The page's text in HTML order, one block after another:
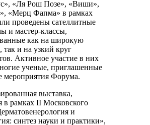
«Ля Рош Позе», «Виши»,
«Мерц Фапма» в рамках
проведены сателлитные
и мастер-классы,
как на широкую
так и на узкий круг
Активное участие в них
ученые, приглашенные
мероприятия Форума.
выставка,
в рамках II Московского
и
синтез науки и практики»,